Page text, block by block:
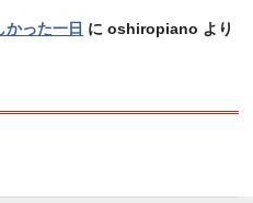
った一日 にoshiropiano より